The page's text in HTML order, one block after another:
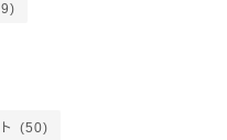
(50)